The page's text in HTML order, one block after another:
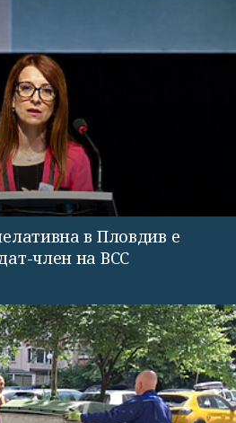
в Пловдив е
член на ВСС